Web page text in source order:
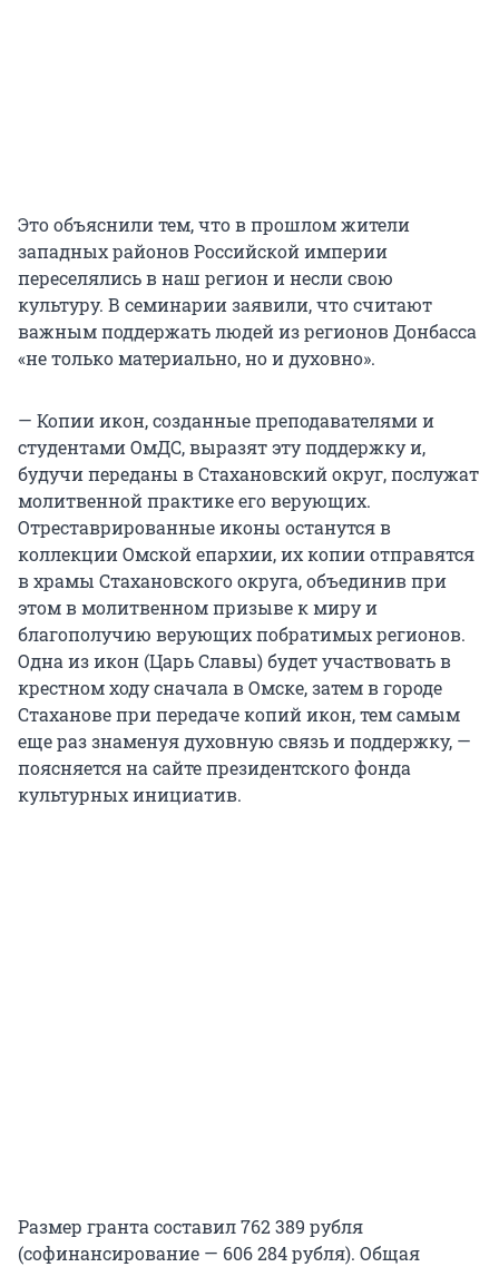
Это объяснили тем, что в прошлом жители
западных районов Российской империи
переселялись в наш регион и несли свою
культуру. В семинарии заявили, что считают
важным поддержать людей из регионов Донбасса
«не только материально, но и духовно».
— Копии икон, созданные преподавателями и
студентами ОмДС, выразят эту поддержку и,
будучи переданы в Стахановский округ, послужат
молитвенной практике его верующих.
Отреставрированные иконы останутся в
коллекции Омской епархии, их копии отправятся
в храмы Стахановского округа, объединив при
этом в молитвенном призыве к миру и
благополучию верующих побратимых регионов.
Одна из икон (Царь Славы) будет участвовать в
крестном ходу сначала в Омске, затем в городе
Стаханове при передаче копий икон, тем самым
еще раз знаменуя духовную связь и поддержку, —
поясняется на сайте президентского фонда
культурных инициатив.
Размер гранта составил 762 389 рубля
(софинансирование — 606 284 рубля). Общая